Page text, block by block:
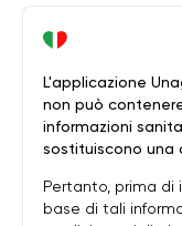
L'applicazione
non può
informazioni
sostituiscono una
Pertanto, prima di
base di tali